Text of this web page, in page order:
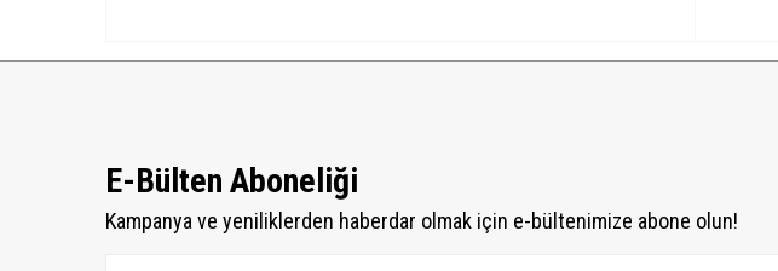
E-Bülten Aboneliği
Kampanya ve yeniliklerden haberdar olmak için e-bültenimize abone olun!